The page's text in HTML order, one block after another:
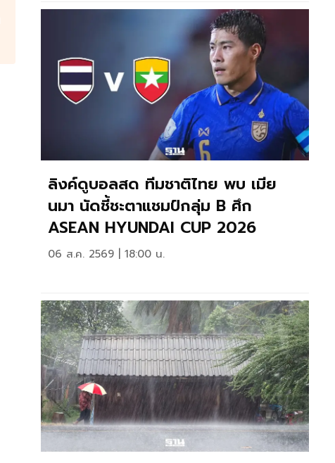
ลิงค์ดูบอลสด ทีมชาติไทย พบ เมีย
นมา นัดชี้ชะตาแชมป์กลุ่ม B ศึก
ASEAN HYUNDAI CUP 2026
06 ส.ค. 2569 | 18:00 น.